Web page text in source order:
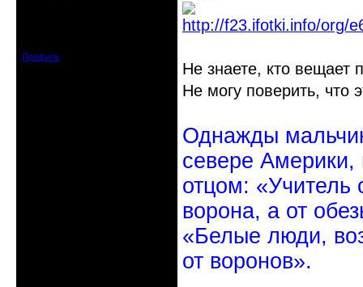
Профиль
Не знаете, кто вещает
Не могу поверить, что
Однажды
севере
отцом: «Учитель
ворона, а от
«Белые люди,
от воронов».